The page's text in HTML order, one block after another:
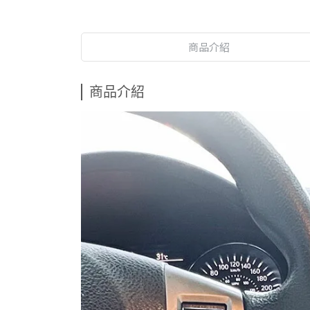
商品介紹
商品介紹